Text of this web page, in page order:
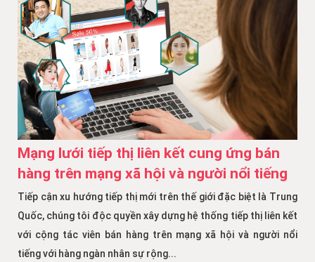
Mạng lưới tiếp thị liên kết cung ứng bán
hàng trên mạng xã hội và người nổi tiếng
Tiếp cận xu hướng tiếp thị mới trên thế giới đặc biệt là Trung
Quốc, chúng tôi độc quyền xây dựng hệ thống tiếp thị liên kết
với cộng tác viên bán hàng trên mạng xã hội và người nổi
tiếng với hàng ngàn nhân sự rộng...